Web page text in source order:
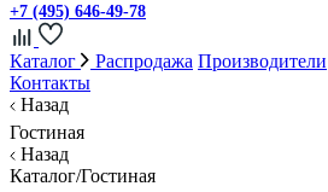
+7 (495) 646-49-78
Каталог Распродажа Производители
Контакты
Назад
Гостиная
Назад
Каталог/Гостиная